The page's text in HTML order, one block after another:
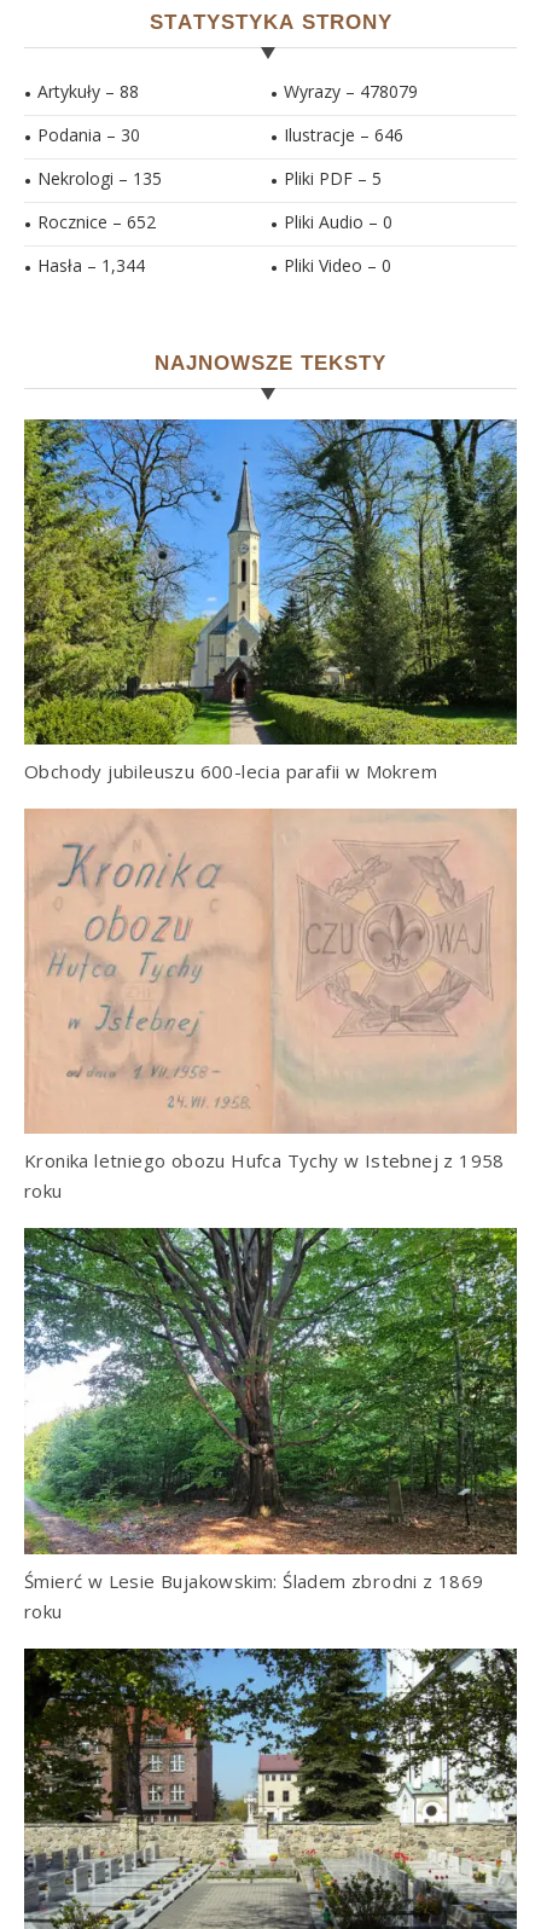
STATYSTYKA STRONY
Artykuły – 88
Podania – 30
Nekrologi – 135
Rocznice – 652
Hasła – 1,344
Wyrazy – 478079
Ilustracje – 646
Pliki PDF – 5
Pliki Audio – 0
Pliki Video – 0
NAJNOWSZE TEKSTY
Obchody jubileuszu 600-lecia parafii w Mokrem
Kronika letniego obozu Hufca Tychy w Istebnej z 1958
roku
Śmierć w Lesie Bujakowskim: Śladem zbrodni z 1869
roku